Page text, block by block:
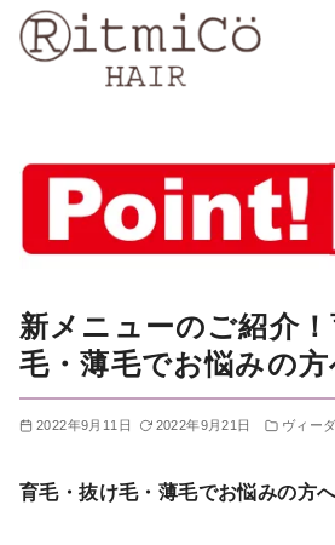
新メニューのご紹介
毛・薄毛でお悩みの
2022年9月11日 2022年9月21日 ヴィー
育毛・抜け毛・薄毛でお悩みの方